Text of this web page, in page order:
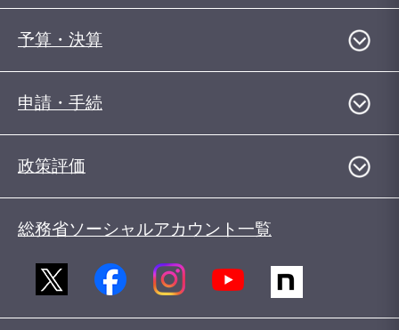
予算・決算
申請・手続
政策評価
総務省ソーシャルアカウント一覧